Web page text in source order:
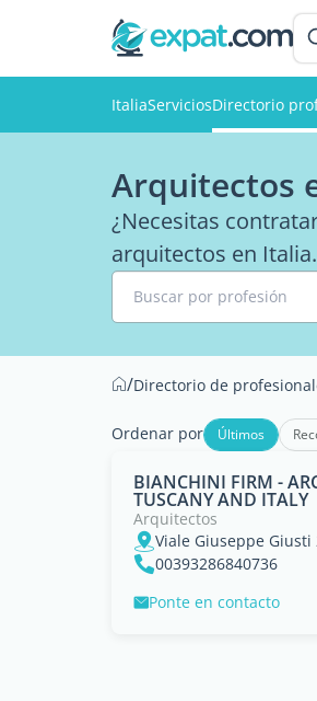
ItaliaServiciosDirectorio
Arquitectos
¿Necesitas
arquitectos en Italia.
Buscar por profesión
/Directorio de
Ordenar por Últimos
BIANCHINI FIRM -
TUSCANY AND ITALY
Arquitectos
Viale Giuseppe Giusti
00393286840736
Ponte en contacto